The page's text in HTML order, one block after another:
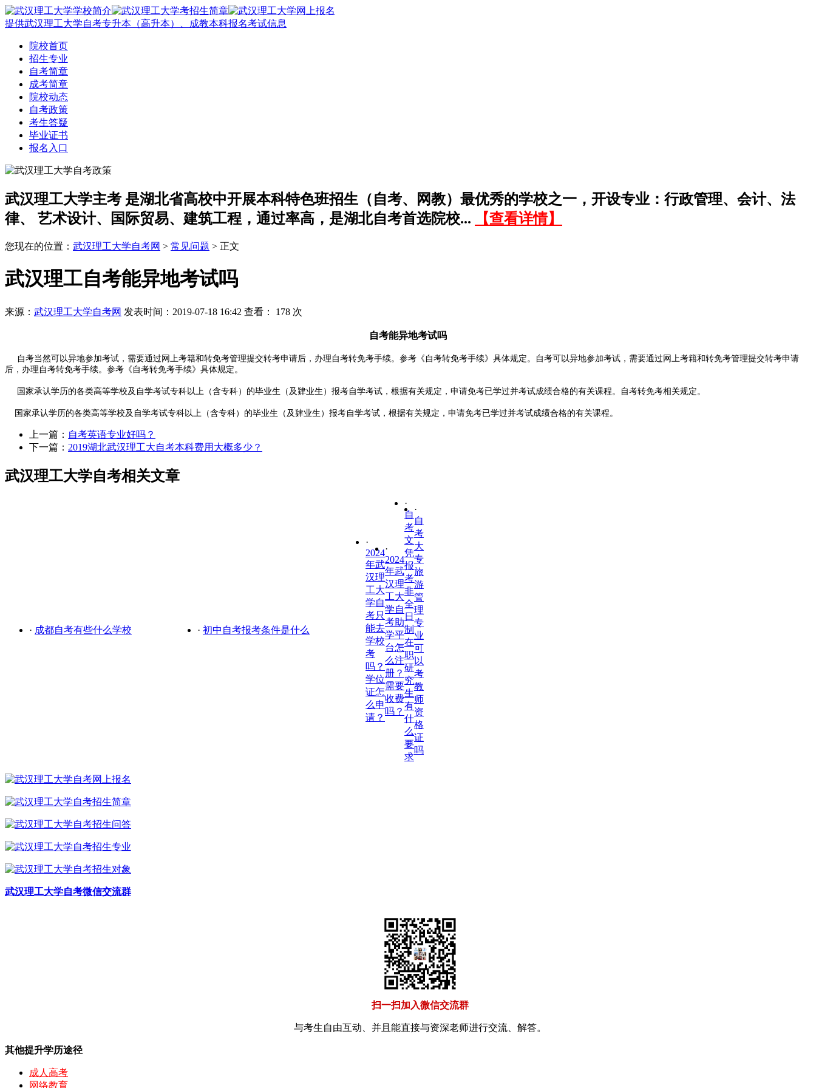
提供武汉理工大学自考专升本（高升本）、成教本科报名考试信息
院校首页
招生专业
自考简章
成考简章
院校动态
自考政策
考生答疑
毕业证书
报名入口
武汉理工大学主考 是湖北省高校中开展本科特色班招生（自考、网教）最优秀的学校之一，开设专业：行政管理、会计、法
律、 艺术设计、国际贸易、建筑工程，通过率高，是湖北自考首选院校...
【查看详情】
您现在的位置： 武汉理工大学自考网 > 常见问题 > 正文
武汉理工自考能异地考试吗
来源： 武汉理工大学自考网 发表时间：2019-07-18 16:42 查看： 178 次
自考能异地考试吗
自考当然可以异地参加考试，需要通过网上考籍和转免考管理提交转考申请后，办理自考转免考手续。参考《自考转免考手续》具体规定。自考可以异地参加考试，需要通过网上考籍和转免考管理提交转考申请
后，办理自考转免考手续。参考《自考转免考手续》具体规定。
国家承认学历的各类高等学校及自学考试专科以上（含专科）的毕业生（及肄业生）报考自学考试，根据有关规定，申请免考已学过并考试成绩合格的有关课程。自考转免考相关规定。
国家承认学历的各类高等学校及自学考试专科以上（含专科）的毕业生（及肄业生）报考自学考试，根据有关规定，申请免考已学过并考试成绩合格的有关课程。
上一篇： 自考英语专业好吗？
下一篇： 2019湖北武汉理工大自考本科费用大概多少？
武汉理工大学自考相关文章
· 成都自考有些什么学校 · 初中自考报考条件是什么
·
2024
年武
汉理
工大
学自
考只
能去
学校
考
吗？
学位
证怎
么申
请？
·
2024
年武
汉理
工大
学自
考助
学平
台怎
么注
册？
需要
收费
吗？
·
自
考
文
凭
报
考
非
全
日
制
在
职
研
究
生
有
什
么
要
求
·
自
考
大
专
旅
游
管
理
专
业
可
以
考
教
师
资
格
证
吗
武汉理工大学自考微信交流群
扫一扫加入微信交流群
与考生自由互动、并且能直接与资深老师进行交流、解答。
其他提升学历途径
成人高考
网络教育